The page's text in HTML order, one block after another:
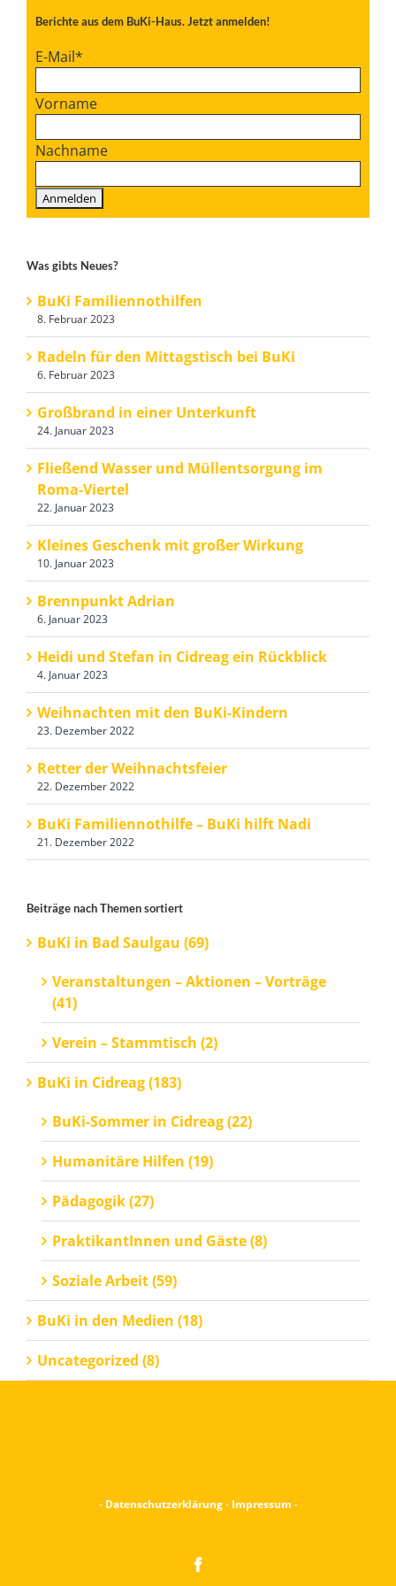
Berichte aus dem BuKi-Haus. Jetzt anmelden!
E-Mail*
Vorname
Nachname
Was gibts Neues?
BuKi Familiennothilfen
8. Februar 2023
Radeln für den Mittagstisch bei BuKi
6. Februar 2023
Großbrand in einer Unterkunft
24. Januar 2023
Fließend Wasser und Müllentsorgung im
Roma-Viertel
22. Januar 2023
Kleines Geschenk mit großer Wirkung
10. Januar 2023
Brennpunkt Adrian
6. Januar 2023
Heidi und Stefan in Cidreag ein Rückblick
4. Januar 2023
Weihnachten mit den BuKi-Kindern
23. Dezember 2022
Retter der Weihnachtsfeier
22. Dezember 2022
BuKi Familiennothilfe – BuKi hilft Nadi
21. Dezember 2022
Beiträge nach Themen sortiert
BuKi in Bad Saulgau (69)
Veranstaltungen – Aktionen – Vorträge
(41)
Verein – Stammtisch (2)
BuKi in Cidreag (183)
BuKi-Sommer in Cidreag (22)
Humanitäre Hilfen (19)
Pädagogik (27)
PraktikantInnen und Gäste (8)
Soziale Arbeit (59)
BuKi in den Medien (18)
Uncategorized (8)
- Datenschutzerklärung- Impressum -